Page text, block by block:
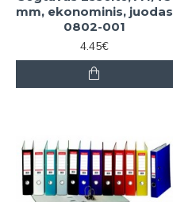
mm, ekonominis, juodas
0802-001
4.45€